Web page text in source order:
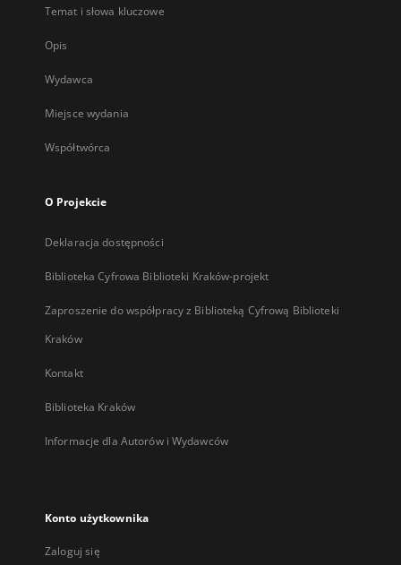
Temat i słowa kluczowe
Opis
Wydawca
Miejsce wydania
Współtwórca
O Projekcie
Deklaracja dostępności
Biblioteka Cyfrowa Biblioteki Kraków-projekt
Zaproszenie do współpracy z Biblioteką Cyfrową Biblioteki
Kraków
Kontakt
Biblioteka Kraków
Informacje dla Autorów i Wydawców
Konto użytkownika
Zaloguj się